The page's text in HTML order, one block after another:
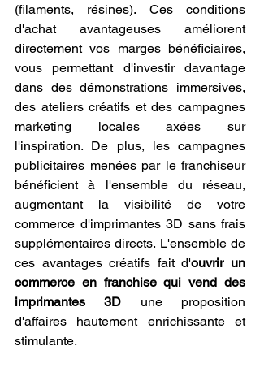
(filaments, résines). Ces conditions
d'achat avantageuses améliorent
directement vos marges bénéficiaires,
vous permettant d'investir davantage
dans des démonstrations immersives,
des ateliers créatifs et des campagnes
marketing locales axées sur
l'inspiration. De plus, les campagnes
publicitaires menées par le franchiseur
bénéficient à l'ensemble du réseau,
augmentant la visibilité de votre
commerce d'imprimantes 3D sans frais
supplémentaires directs. L'ensemble de
ces avantages créatifs fait d'ouvrir un
commerce en franchise qui vend des
imprimantes 3D une proposition
d'affaires hautement enrichissante et
stimulante.